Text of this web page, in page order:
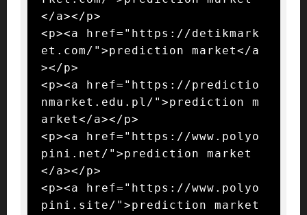
</a></p>
<p><a href="https://detikmark
et.com/">prediction market</a
></p>
<p><a href="https://predictio
nmarket.edu.pl/">prediction m
arket</a></p>
<p><a href="https://www.polyo
pini.net/">prediction market
</a></p>
<p><a href="https://www.polyo
pini.site/">prediction market